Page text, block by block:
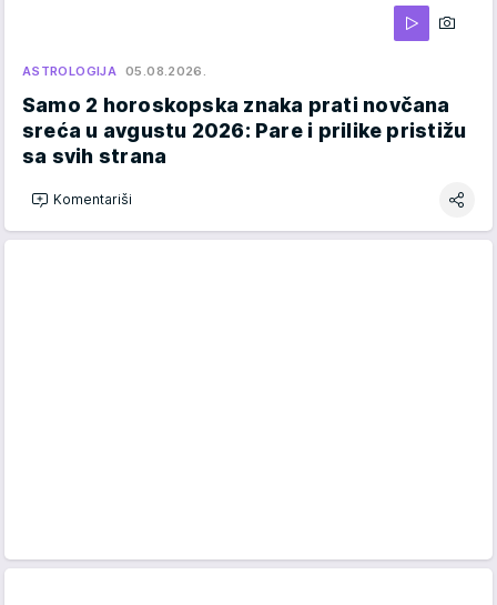
ASTROLOGIJA 05.08.2026.
Samo 2 horoskopska znaka prati novčana
sreća u avgustu 2026: Pare i prilike pristižu
sa svih strana
Komentariši